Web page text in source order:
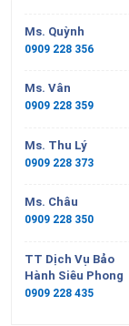
Ms. Quỳnh
0909 228 356
Ms. Vân
0909 228 359
Ms. Thu Lý
0909 228 373
Ms. Châu
0909 228 350
TT Dịch Vụ Bảo
Hành Siêu Phong
0909 228 435